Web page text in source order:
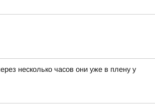
несколько часов они уже в плену у